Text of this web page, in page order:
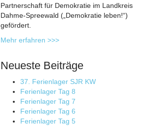
Partnerschaft für Demokratie im Landkreis
Dahme-Spreewald („Demokratie leben!“)
gefördert.
Mehr erfahren >>>
Neueste Beiträge
37. Ferienlager SJR KW
Ferienlager Tag 8
Ferienlager Tag 7
Ferienlager Tag 6
Ferienlager Tag 5